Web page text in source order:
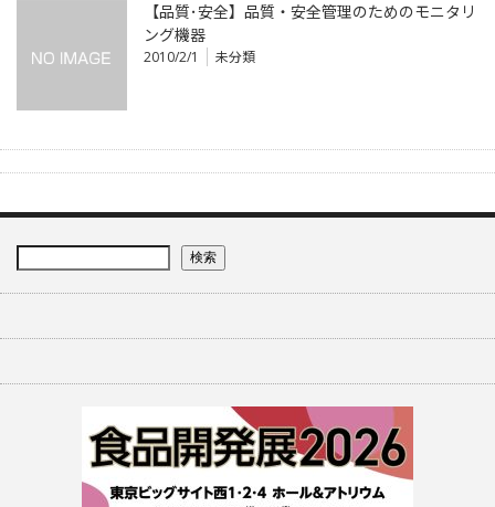
【品質･安全】品質・安全管理のためのモニタリ
ング機器
2010/2/1 未分類
検索